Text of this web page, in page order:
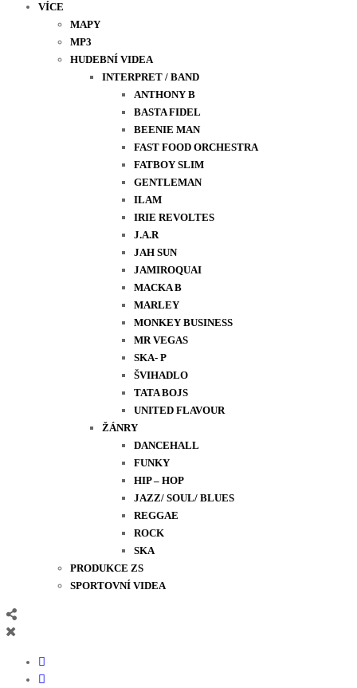
VÍCE
MAPY
MP3
HUDEBNÍ VIDEA
INTERPRET / BAND
ANTHONY B
BASTA FIDEL
BEENIE MAN
FAST FOOD ORCHESTRA
FATBOY SLIM
GENTLEMAN
ILAM
IRIE REVOLTES
J.A.R
JAH SUN
JAMIROQUAI
MACKA B
MARLEY
MONKEY BUSINESS
MR VEGAS
SKA- P
ŠVIHADLO
TATA BOJS
UNITED FLAVOUR
ŽÁNRY
DANCEHALL
FUNKY
HIP – HOP
JAZZ/ SOUL/ BLUES
REGGAE
ROCK
SKA
PRODUKCE ZS
SPORTOVNÍ VIDEA